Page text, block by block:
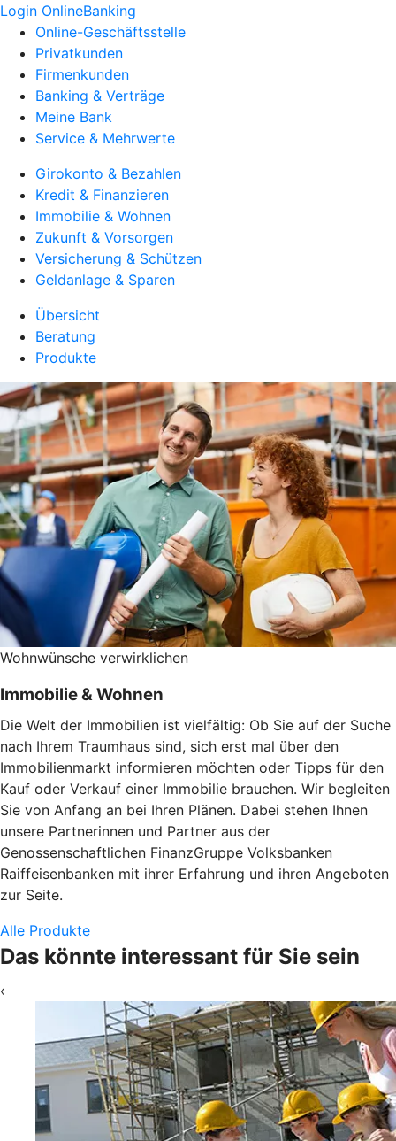
Login OnlineBanking
Online-Geschäftsstelle
Privatkunden
Firmenkunden
Banking & Verträge
Meine Bank
Service & Mehrwerte
Girokonto & Bezahlen
Kredit & Finanzieren
Immobilie & Wohnen
Zukunft & Vorsorgen
Versicherung & Schützen
Geldanlage & Sparen
Übersicht
Beratung
Produkte
Wohnwünsche verwirklichen
Immobilie & Wohnen
Die Welt der Immobilien ist vielfältig: Ob Sie auf der Suche
nach Ihrem Traumhaus sind, sich erst mal über den
Immobilienmarkt informieren möchten oder Tipps für den
Kauf oder Verkauf einer Immobilie brauchen. Wir begleiten
Sie von Anfang an bei Ihren Plänen. Dabei stehen Ihnen
unsere Partnerinnen und Partner aus der
Genossenschaftlichen FinanzGruppe Volksbanken
Raiffeisenbanken mit ihrer Erfahrung und ihren Angeboten
zur Seite.
Alle Produkte
Das könnte interessant für Sie sein
‹